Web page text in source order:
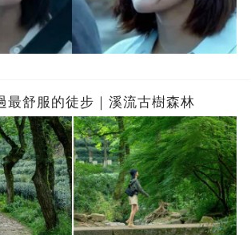
最舒服的徒步｜溪流古樹森林